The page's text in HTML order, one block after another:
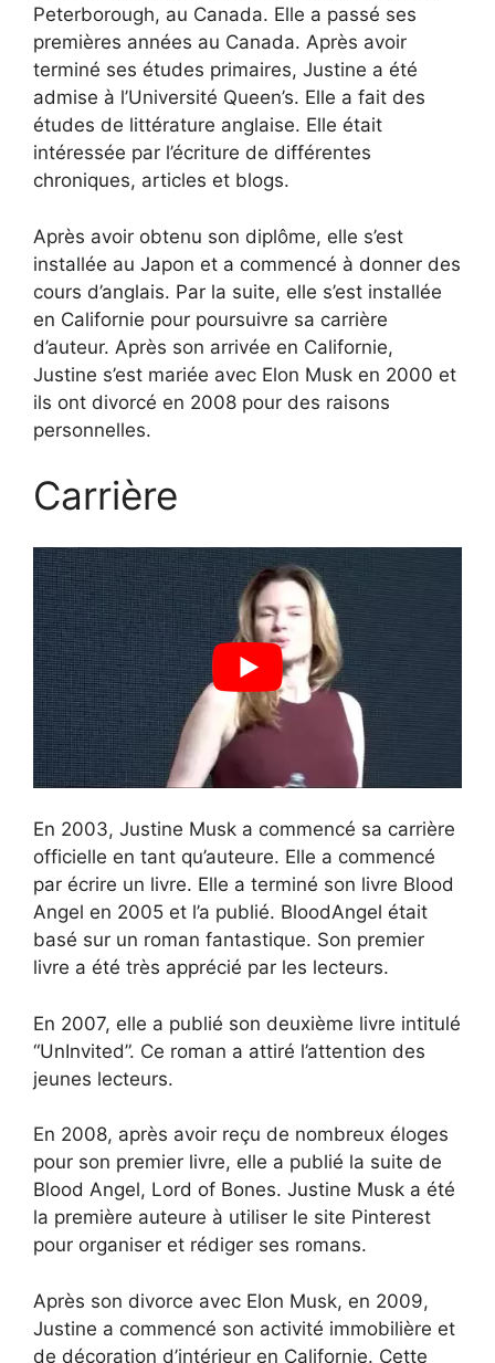
Peterborough, au Canada. Elle a passé ses
premières années au Canada. Après avoir
terminé ses études primaires, Justine a été
admise à l’Université Queen’s. Elle a fait des
études de littérature anglaise. Elle était
intéressée par l’écriture de différentes
chroniques, articles et blogs.
Après avoir obtenu son diplôme, elle s’est
installée au Japon et a commencé à donner des
cours d’anglais. Par la suite, elle s’est installée
en Californie pour poursuivre sa carrière
d’auteur. Après son arrivée en Californie,
Justine s’est mariée avec Elon Musk en 2000 et
ils ont divorcé en 2008 pour des raisons
personnelles.
Carrière
En 2003, Justine Musk a commencé sa carrière
officielle en tant qu’auteure. Elle a commencé
par écrire un livre. Elle a terminé son livre Blood
Angel en 2005 et l’a publié. BloodAngel était
basé sur un roman fantastique. Son premier
livre a été très apprécié par les lecteurs.
En 2007, elle a publié son deuxième livre intitulé
“UnInvited”. Ce roman a attiré l’attention des
jeunes lecteurs.
En 2008, après avoir reçu de nombreux éloges
pour son premier livre, elle a publié la suite de
Blood Angel, Lord of Bones. Justine Musk a été
la première auteure à utiliser le site Pinterest
pour organiser et rédiger ses romans.
Après son divorce avec Elon Musk, en 2009,
Justine a commencé son activité immobilière et
de décoration d’intérieur en Californie. Cette